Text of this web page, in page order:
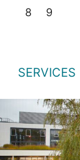
8 9